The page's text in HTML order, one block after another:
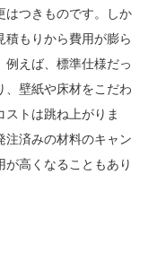
はつきものです。しか
積もりから費用が膨ら
例えば、標準仕様だっ
、壁紙や床材をこだわ
ストは跳ね上がりま
注済みの材料のキャン
高くなることもあり